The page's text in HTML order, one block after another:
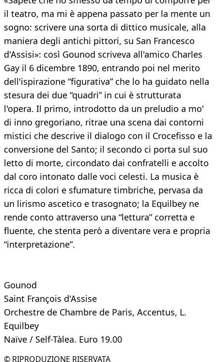
il teatro, ma mi è appena passato per la mente un
sogno: scrivere una sorta di dittico musicale, alla
maniera degli antichi pittori, su San Francesco
d'Assisi»: così Gounod scriveva all'amico Charles
Gay il 6 dicembre 1890, entrando poi nel merito
dell'ispirazione “figurativa” che lo ha guidato nella
stesura dei due “quadri” in cui è strutturata
l'opera. Il primo, introdotto da un preludio a mo'
di inno gregoriano, ritrae una scena dai contorni
mistici che descrive il dialogo con il Crocefisso e la
conversione del Santo; il secondo ci porta sul suo
letto di morte, circondato dai confratelli e accolto
dal coro intonato dalle voci celesti. La musica è
ricca di colori e sfumature timbriche, pervasa da
un lirismo ascetico e trasognato; la Equilbey ne
rende conto attraverso una “lettura” corretta e
fluente, che stenta però a diventare vera e propria
“interpretazione”.
Gounod
Saint François d'Assise
Orchestre de Chambre de Paris, Accentus, L.
Equilbey
Naïve / Self-Tàlea. Euro 19.00
© RIPRODUZIONE RISERVATA